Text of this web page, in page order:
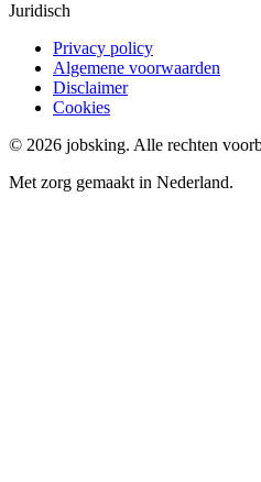
Juridisch
Privacy policy
Algemene voorwaarden
Disclaimer
Cookies
© 2026 jobsking. Alle rechten
Met zorg gemaakt in Nederland.